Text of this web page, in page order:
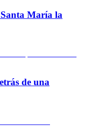
Santa María la
de una